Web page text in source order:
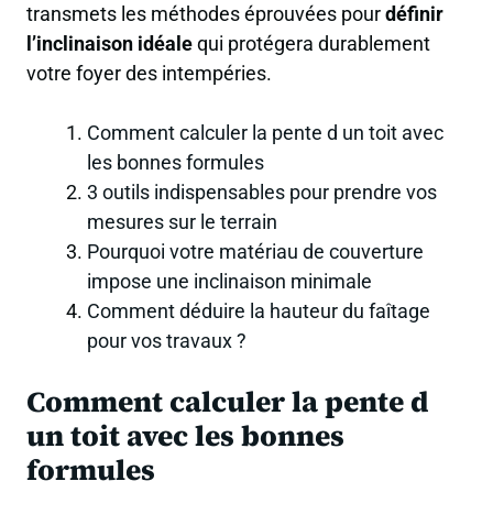
transmets les méthodes éprouvées pourdéfinir
l’inclinaison idéalequi protégera durablement
votre foyer des intempéries.
Comment calculer la pente d un toit avec
les bonnes formules
3 outils indispensables pour prendre vos
mesures sur le terrain
Pourquoi votre matériau de couverture
impose une inclinaison minimale
Comment déduire la hauteur du faîtage
pour vos travaux ?
Comment calculer la pente d
un toit avec les bonnes
formules